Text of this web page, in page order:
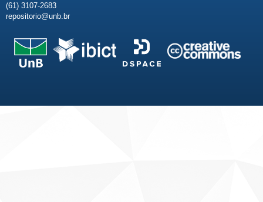
(61) 3107-2683
repositorio@unb.br